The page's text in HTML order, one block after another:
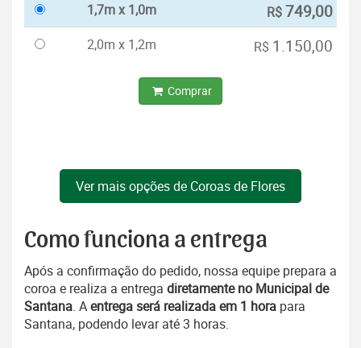
1,7m x 1,0m R$749,00
2,0m x 1,2m R$ 1.150,00
Comprar
Ver mais opções de Coroas de Flores
Como funciona a entrega
Após a confirmação do pedido, nossa equipe prepara a
coroa e realiza a entrega diretamente no Municipal de
Santana. Aentrega será realizada em 1 hora para
Santana, podendo levar até 3 horas.